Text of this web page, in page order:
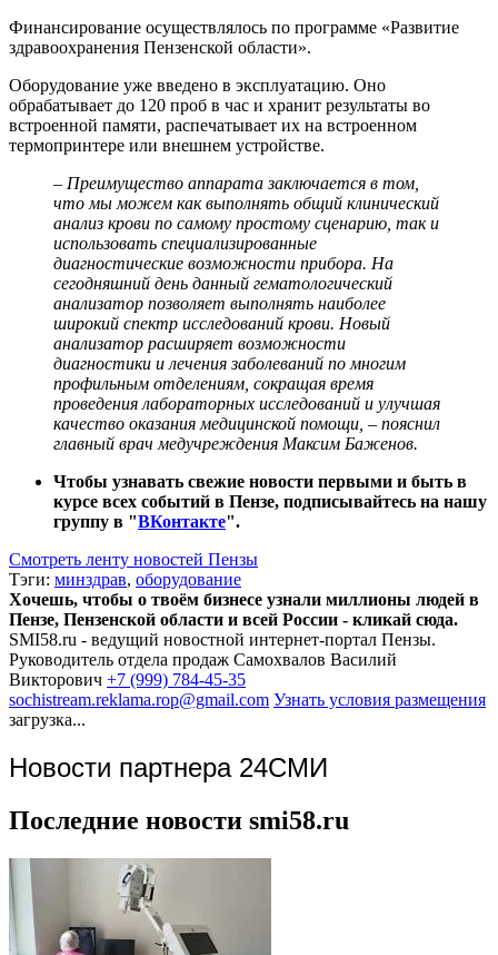
Финансирование осуществлялось по программе «Развитие
здравоохранения Пензенской области».
Оборудование уже введено в эксплуатацию. Оно
обрабатывает до 120 проб в час и хранит результаты во
встроенной памяти, распечатывает их на встроенном
термопринтере или внешнем устройстве.
– Преимущество аппарата заключается в том,
что мы можем как выполнять общий клинический
анализ крови по самому простому сценарию, так и
использовать специализированные
диагностические возможности прибора. На
сегодняшний день данный гематологический
анализатор позволяет выполнять наиболее
широкий спектр исследований крови. Новый
анализатор расширяет возможности
диагностики и лечения заболеваний по многим
профильным отделениям, сокращая время
проведения лабораторных исследований и улучшая
качество оказания медицинской помощи, – пояснил
главный врач медучреждения Максим Баженов.
Чтобы узнавать свежие новости первыми и быть в
курсе всех событий в Пензе, подписывайтесь на нашу
группу в "ВКонтакте".
Смотреть ленту новостей Пензы
Тэги: минздрав, оборудование
Хочешь, чтобы о твоём бизнесе узнали миллионы людей в
Пензе, Пензенской области и всей России - кликай сюда.
SMI58.ru - ведущий новостной интернет-портал Пензы.
Руководитель отдела продаж Самохвалов Василий
Викторович +7 (999) 784-45-35
sochistream.reklama.rop@gmail.com Узнать условия размещения
загрузка...
Новости партнера 24СМИ
Последние новости smi58.ru